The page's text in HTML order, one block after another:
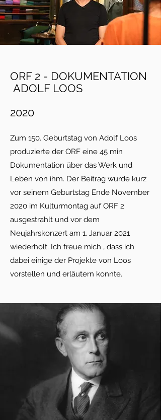
ORF 2 - DOKUMENTATION
ADOLF LOOS
2020
Zum 150. Geburtstag von Adolf Loos
produzierte der ORF eine 45 min
Dokumentation über das Werk und
Leben von ihm. Der Beitrag wurde kurz
vor seinem Geburtstag Ende November
2020 im Kulturmontag auf ORF 2
ausgestrahlt und vor dem
Neujahrskonzert am 1. Januar 2021
wiederholt. Ich freue mich , dass ich
dabei einige der Projekte von Loos
vorstellen und erläutern konnte.